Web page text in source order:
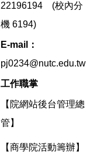
22196194 (校內分
機 6194)
E-mail：
pj0234@nutc.edu.tw
工作職掌
【院網站後台管理總
管】
【商學院活動籌辦】